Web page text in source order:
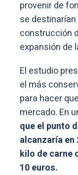
provenir de
se destinarían
construcción
expansión de
El estudio
el más
para hacer
mercado. En
que el punto
alcanzaría en
kilo de carne
10 euros.